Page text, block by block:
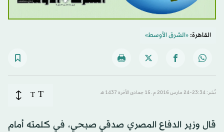
القاهرة:«الشرق الأوسط»
نُشر: 23:34-24 مارس 2016 م ـ 15 جمادى الآخرة 1437 هـ T
T
قال وزير الدفاع المصري صدقي صبحي، في كلمته أمام